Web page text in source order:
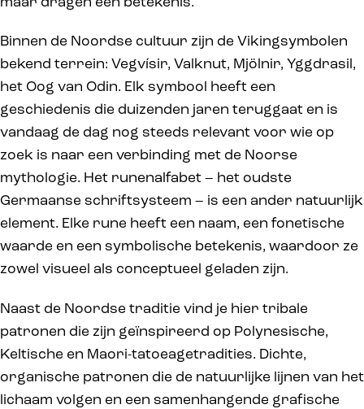
Binnen de Noordse cultuur zijn de Vikingsymbolen
bekend terrein: Vegvísir, Valknut, Mjölnir, Yggdrasil,
het Oog van Odin. Elk symbool heeft een
geschiedenis die duizenden jaren teruggaat en is
vandaag de dag nog steeds relevant voor wie op
zoek is naar een verbinding met de Noorse
mythologie. Het runenalfabet – het oudste
Germaanse schriftsysteem – is een ander natuurlijk
element. Elke rune heeft een naam, een fonetische
waarde en een symbolische betekenis, waardoor ze
zowel visueel als conceptueel geladen zijn.
Naast de Noordse traditie vind je hier tribale
patronen die zijn geïnspireerd op Polynesische,
Keltische en Maori-tatoeagetradities. Dichte,
organische patronen die de natuurlijke lijnen van het
lichaam volgen en een samenhangende grafische